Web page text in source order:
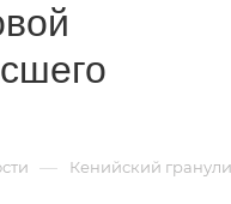
— Кенийский